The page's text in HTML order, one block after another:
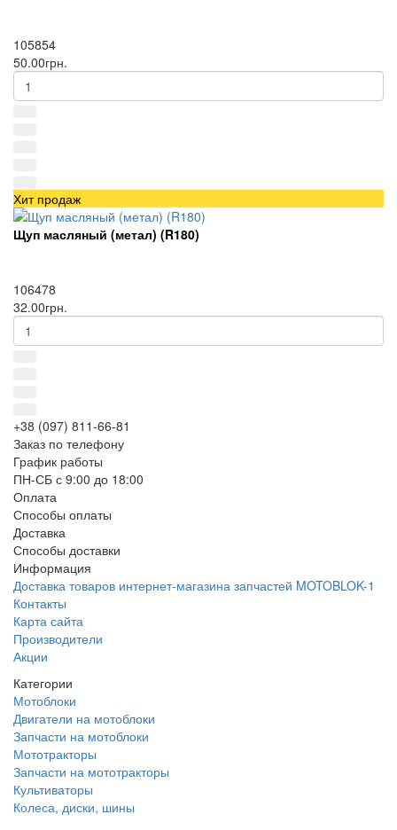
105854
50.00грн.
Хит продаж
Щуп масляный (метал) (R180)
106478
32.00грн.
+38 (097) 811-66-81
Заказ по телефону
График работы
ПН-СБ с 9:00 до 18:00
Оплата
Способы оплаты
Доставка
Способы доставки
Информация
Доставка товаров интернет-магазина запчастей MOTOBLOK-1
Контакты
Карта сайта
Производители
Акции
Категории
Мотоблоки
Двигатели на мотоблоки
Запчасти на мотоблоки
Мототракторы
Запчасти на мототракторы
Культиваторы
Колеса, диски, шины